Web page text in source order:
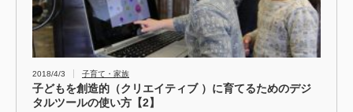
2018/4/3 子育て・家族
子どもを創造的（クリエイティブ ）に育てるためのデジ
タルツールの使い方【2】